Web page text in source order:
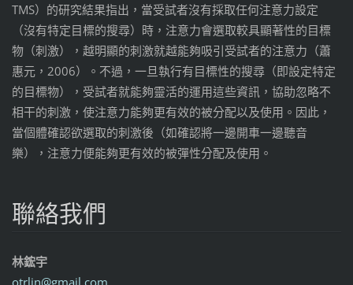
TMS）的研究結果指出，當受試者沒有採取任何注意力設定
（沒有特定目標的搜尋）時，注意力會選取較具顯著性的目標
物（刺激），越明顯的刺激就越能夠吸引受試者的注意力（蕭
惠元，2006）。不過，一旦執行有目標性的搜尋（即設定特定
的目標物），受試者就能夠靈活的運用這些資訊，協助忽略不
相干的刺激，使注意力能夠更有效的被分配以及使用。因此，
當個體確認欲選取的刺激後（如確認將一邊開車一邊聽音
樂），注意力便能夠更有效的被彈性分配及使用。
聯絡我們
林鋐宇
otrlin@gmail.com